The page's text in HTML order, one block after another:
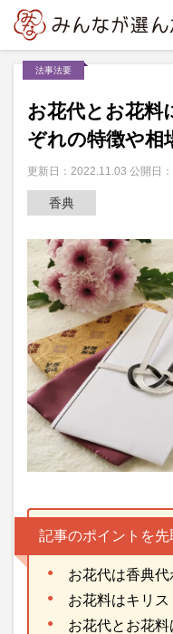
法事法要
お花代とお花料
ぞれの特徴や相
更新日：2022.11.03 公開日
香典
記事のポイントを先
お花代は香典
お花料はキリ
お花代とお花